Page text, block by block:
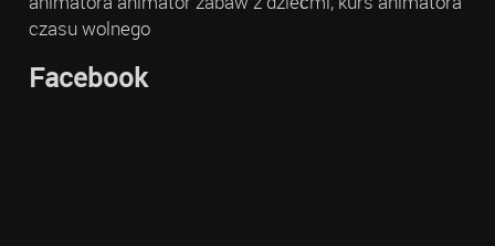
czasu wolnego
Facebook